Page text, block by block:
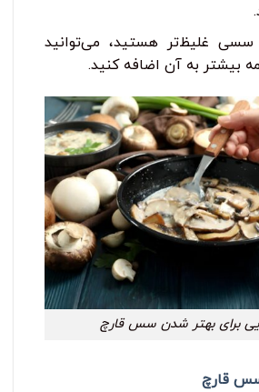
سسی غلیظ‌تر هستید، می‌توانید
بیشتر به آن اضافه کنید.
برای بهتر شدن سس قارچ
سس قارچ